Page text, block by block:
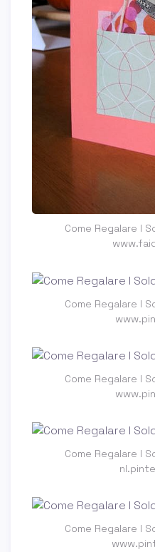
Come Regalare I
Come Regalare I
Come Regalare I
Come Regalare I
Come Regalare I